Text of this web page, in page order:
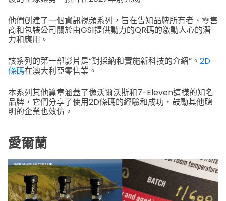
他們創建了一個資訊視頻系列，旨在告知品牌所有者、零售
商和包裝公司關於由GS1提供動力的QR碼的激動人心的潛
力和應用。
該系列的第一部影片是“對採納和實施新科技的介紹”。 2D
條碼在澳大利亞零售業。
本系列其他篇章涵蓋了像沃爾沃斯和7-Eleven這樣的知名
品牌，它們分享了使用2D條碼的經驗和成功，鼓勵其他聰
明的企業也效仿。
愛爾蘭